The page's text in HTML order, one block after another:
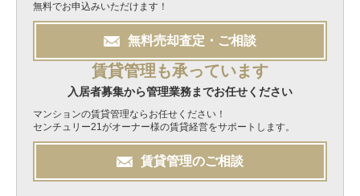
無料でお申込みいただけます！
無料売却査定・ご相談
賃貸管理も承っています
入居者募集から管理業務までお任せください
マンションの賃貸管理ならお任せください！
センチュリー21がオーナー様の賃貸経営をサポートします。
賃貸管理のご相談